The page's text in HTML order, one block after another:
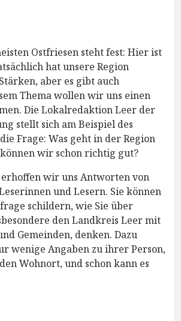
Ostfriesen steht fest: Hier ist
hat unsere Region
aber es gibt auch
Thema wollen wir uns einen
Die Lokalredaktion Leer der
stellt sich am Beispiel des
Frage: Was geht in der Region
wir schon richtig gut?
erhoffen wir uns Antworten von
und Lesern. Sie können
schildern, wie Sie über
den Landkreis Leer mit
Gemeinden, denken. Dazu
wenige Angaben zu ihrer Person,
Wohnort, und schon kann es